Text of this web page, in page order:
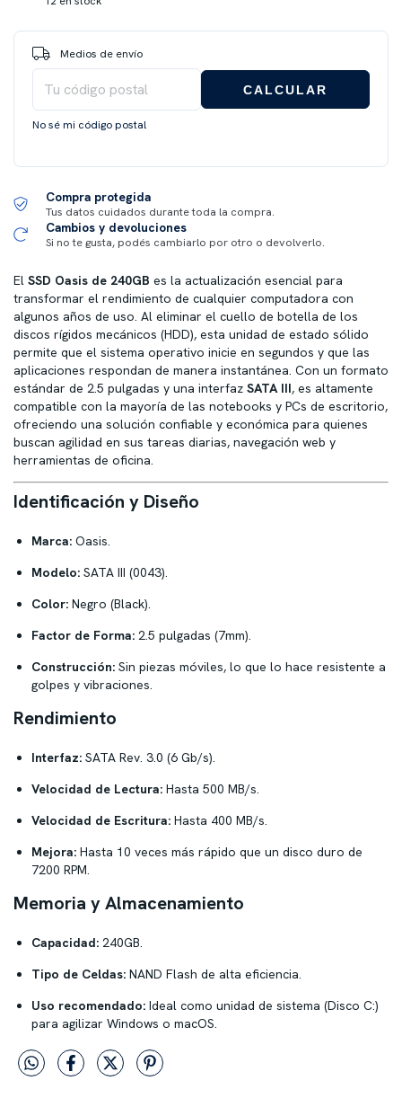
Entregas para el CP:
Medios de envío
CALCULAR
No sé mi código postal
Compra protegida
Tus datos cuidados durante toda la compra.
Cambios y devoluciones
Si no te gusta, podés cambiarlo por otro o devolverlo.
El SSD Oasis de 240GB es la actualización esencial para
transformar el rendimiento de cualquier computadora con
algunos años de uso. Al eliminar el cuello de botella de los
discos rígidos mecánicos (HDD), esta unidad de estado sólido
permite que el sistema operativo inicie en segundos y que las
aplicaciones respondan de manera instantánea. Con un formato
estándar de 2.5 pulgadas y una interfaz SATA III, es altamente
compatible con la mayoría de las notebooks y PCs de escritorio,
ofreciendo una solución confiable y económica para quienes
buscan agilidad en sus tareas diarias, navegación web y
herramientas de oficina.
Identificación y Diseño
Marca: Oasis.
Modelo: SATA III (0043).
Color: Negro (Black).
Factor de Forma: 2.5 pulgadas (7mm).
Construcción: Sin piezas móviles, lo que lo hace resistente a
golpes y vibraciones.
Rendimiento
Interfaz: SATA Rev. 3.0 (6 Gb/s).
Velocidad de Lectura: Hasta 500 MB/s.
Velocidad de Escritura: Hasta 400 MB/s.
Mejora: Hasta 10 veces más rápido que un disco duro de
7200 RPM.
Memoria y Almacenamiento
Capacidad: 240GB.
Tipo de Celdas: NAND Flash de alta eficiencia.
Uso recomendado: Ideal como unidad de sistema (Disco C:)
para agilizar Windows o macOS.